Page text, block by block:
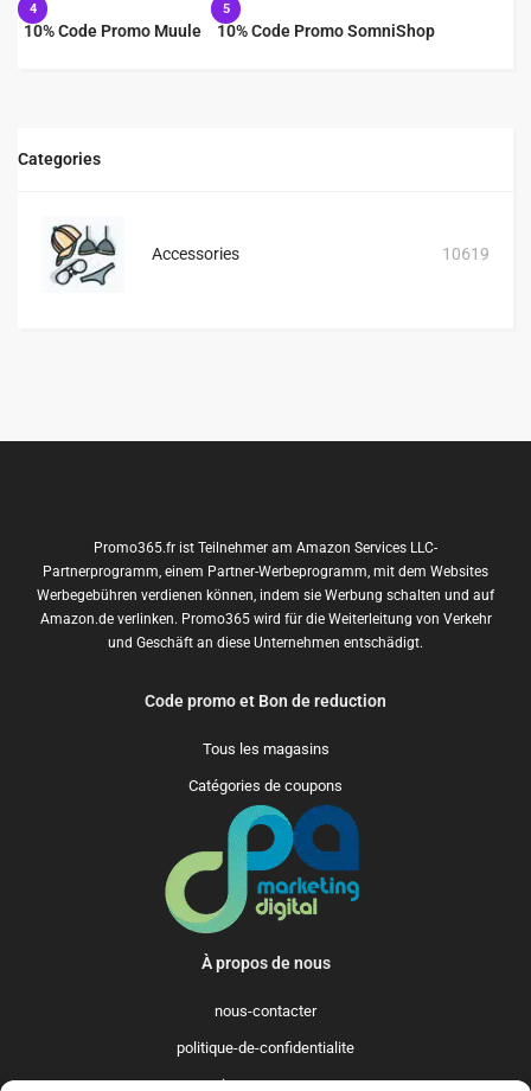
4
10% Code Promo Muule
5
10% Code Promo SomniShop
Categories
Accessories 10619
Promo365.fr ist Teilnehmer am Amazon Services LLC-
Partnerprogramm, einem Partner-Werbeprogramm, mit dem Websites
Werbegebühren verdienen können, indem sie Werbung schalten und auf
Amazon.de verlinken. Promo365 wird für die Weiterleitung von Verkehr
und Geschäft an diese Unternehmen entschädigt.
Code promo et Bon de reduction
Tous les magasins
Catégories de coupons
À propos de nous
nous-contacter
politique-de-confidentialite
qui-sommes-nous